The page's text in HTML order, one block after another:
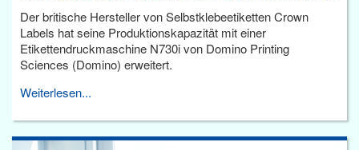
Der britische Hersteller von Selbstklebeetiketten Crown
Labels hat seine Produktionskapazität mit einer
Etikettendruckmaschine N730i von Domino Printing
Sciences (Domino) erweitert.
Weiterlesen...